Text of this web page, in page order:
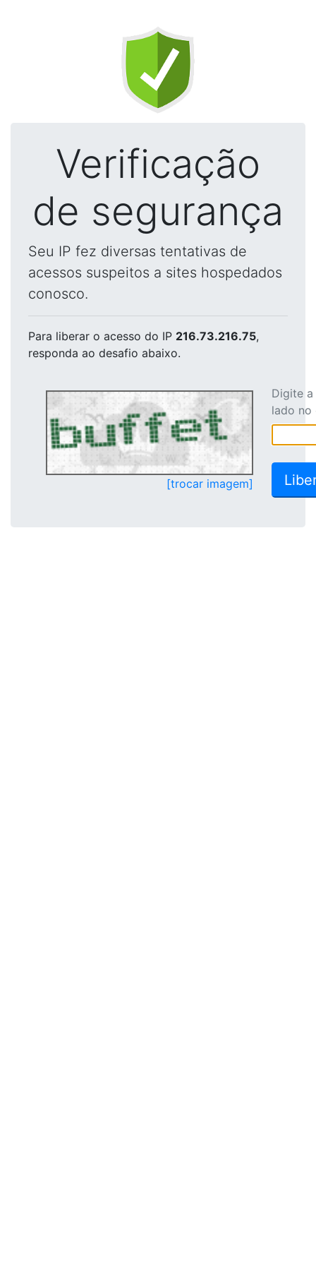
Verificação
de segurança
Seu IP fez diversas tentativas de
acessos suspeitos a sites hospedados
conosco.
Para liberar o acesso do IP 216.73.216.75,
responda ao desafio abaixo.
[trocar imagem]
Digite
lado no